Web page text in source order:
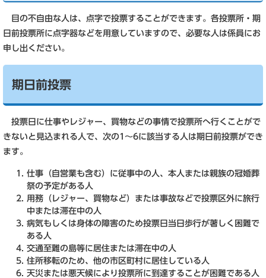
目の不自由な人は、点字で投票することができます。各投票所・期
日前投票所に点字器などを用意していますので、必要な人は係員にお
申し出ください。
期日前投票
投票日に仕事やレジャー、買物などの事情で投票所へ行くことがで
きないと見込まれる人で、次の1～6に該当する人は期日前投票ができ
ます。
仕事（自営業も含む）に従事中の人、本人または親族の冠婚葬
祭の予定がある人
用務（レジャー、買物など）または事故などで投票区外に旅行
中または滞在中の人
病気もしくは身体の障害のため投票日当日歩行が著しく困難で
ある人
交通至難の島等に居住または滞在中の人
住所移転のため、他の市区町村に居住している人
天災または悪天候により投票所に到達することが困難である人